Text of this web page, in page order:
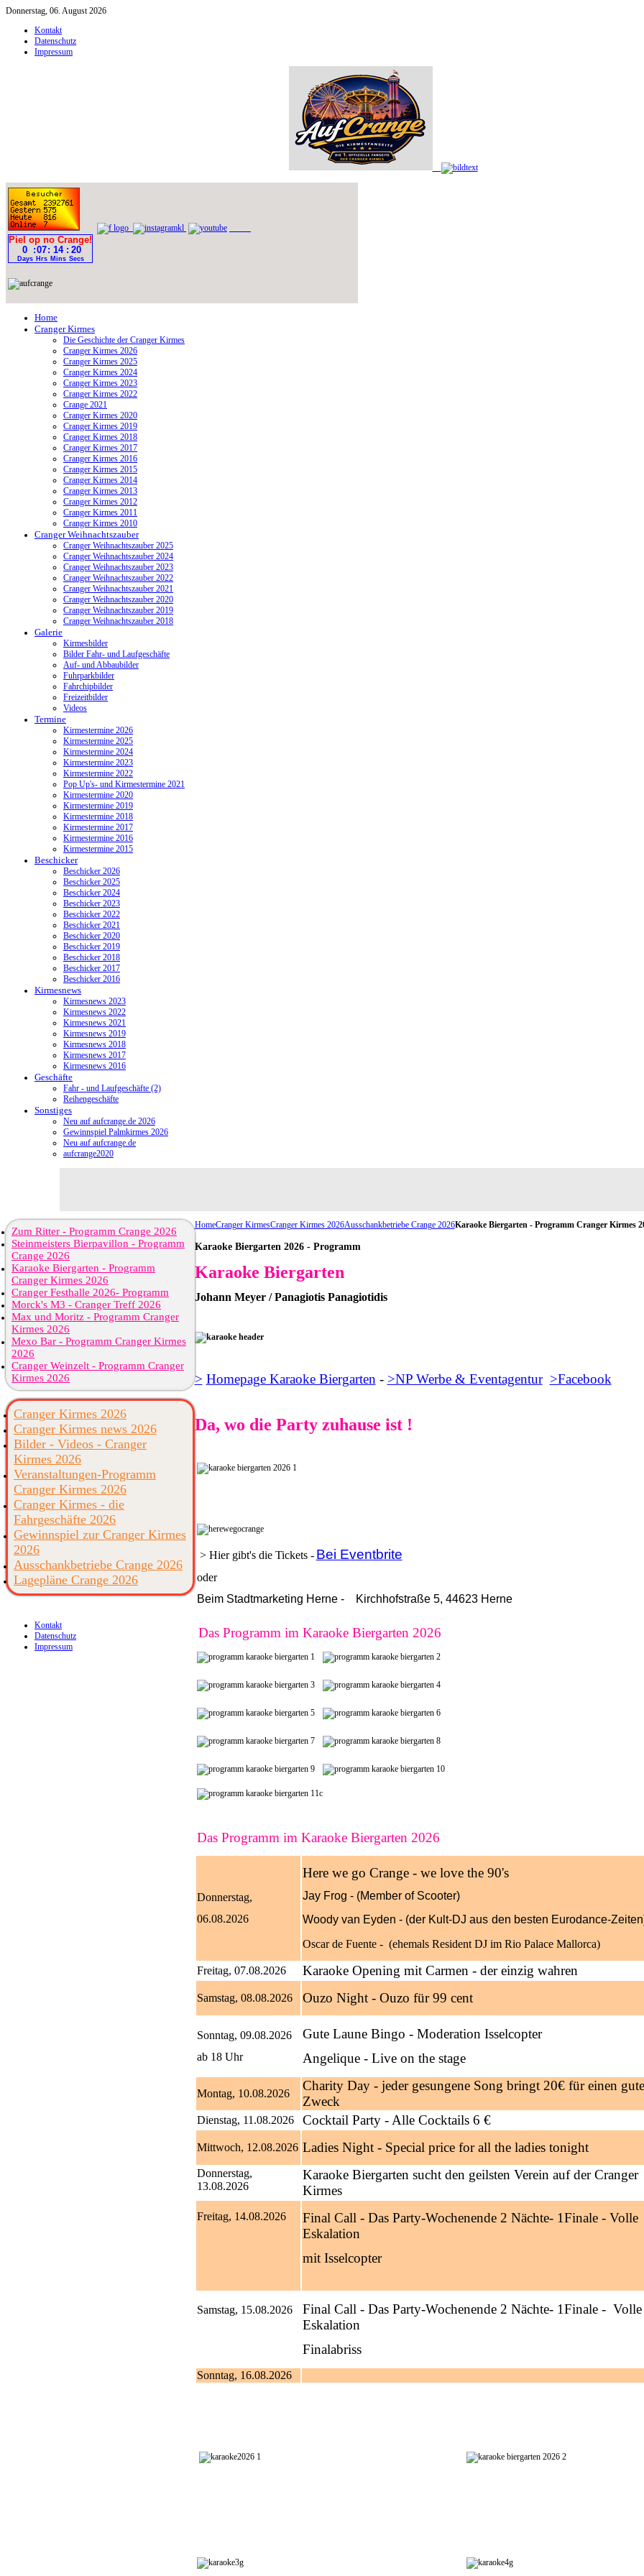
Donnerstag, 06. August 2026
Kontakt
Datenschutz
Impressum
Home
Cranger Kirmes
Die Geschichte der Cranger Kirmes
Cranger Kirmes 2026
Cranger Kirmes 2025
Cranger Kirmes 2024
Cranger Kirmes 2023
Cranger Kirmes 2022
Crange 2021
Cranger Kirmes 2020
Cranger Kirmes 2019
Cranger Kirmes 2018
Cranger Kirmes 2017
Cranger Kirmes 2016
Cranger Kirmes 2015
Cranger Kirmes 2014
Cranger Kirmes 2013
Cranger Kirmes 2012
Cranger Kirmes 2011
Cranger Kirmes 2010
Cranger Weihnachtszauber
Cranger Weihnachtszauber 2025
Cranger Weihnachtszauber 2024
Cranger Weihnachtszauber 2023
Cranger Weihnachtszauber 2022
Cranger Weihnachtszauber 2021
Cranger Weihnachtszauber 2020
Cranger Weihnachtszauber 2019
Cranger Weihnachtszauber 2018
Galerie
Kirmesbilder
Bilder Fahr- und Laufgeschäfte
Auf- und Abbaubilder
Fuhrparkbilder
Fahrchipbilder
Freizeitbilder
Videos
Termine
Kirmestermine 2026
Kirmestermine 2025
Kirmestermine 2024
Kirmestermine 2023
Kirmestermine 2022
Pop Up's- und Kirmestermine 2021
Kirmestermine 2020
Kirmestermine 2019
Kirmestermine 2018
Kirmestermine 2017
Kirmestermine 2016
Kirmestermine 2015
Beschicker
Beschicker 2026
Beschicker 2025
Beschicker 2024
Beschicker 2023
Beschicker 2022
Beschicker 2021
Beschicker 2020
Beschicker 2019
Beschicker 2018
Beschicker 2017
Beschicker 2016
Kirmesnews
Kirmesnews 2023
Kirmesnews 2022
Kirmesnews 2021
Kirmesnews 2019
Kirmesnews 2018
Kirmesnews 2017
Kirmesnews 2016
Geschäfte
Fahr - und Laufgeschäfte (2)
Reihengeschäfte
Sonstiges
Neu auf aufcrange.de 2026
Gewinnspiel Palmkirmes 2026
Neu auf aufcrange.de
aufcrange2020
HomeCranger KirmesCranger Kirmes 2026Ausschankbetriebe Crange 2026Karaoke Biergarten - Programm Cranger Kirmes
Karaoke Biergarten 2026 - Programm
Karaoke Biergarten
Johann Meyer / Panagiotis Panagiotidis
> Homepage Karaoke Biergarten - >NP Werbe & Eventagentur >Facebook
Da, wo die Party zuhause ist !
> Hier gibt's die Tickets - Bei Eventbrite
oder
Beim Stadtmarketing Herne -
Kirchhofstraße 5, 44623 Herne
Das Programm im Karaoke Biergarten 2026
Das Programm im Karaoke Biergarten 2026
Donnerstag,
06.08.2026
Here we go Crange - we love the 90's
Jay Frog - (Member of Scooter)
Woody van Eyden - (der Kult-DJ aus den besten Eurodance-
Oscar de Fuente - (ehemals Resident DJ im Rio Palace Mallorca)
Freitag, 07.08.2026 Karaoke Opening mit Carmen - der einzig wahren
Samstag, 08.08.2026 Ouzo Night - Ouzo für 99 cent
Sonntag, 09.08.2026
ab 18 Uhr
Gute Laune Bingo - Moderation Isselcopter
Angelique - Live on the stage
Montag, 10.08.2026
Charity Day - jeder gesungene Song bringt 20€ für einen
Zweck
Dienstag, 11.08.2026 Cocktail Party - Alle Cocktails 6 €
Mittwoch, 12.08.2026 Ladies Night - Special price for all the ladies tonight
Donnerstag,
13.08.2026
Karaoke Biergarten sucht den geilsten Verein auf der Cranger
Kirmes
Freitag, 14.08.2026
Final Call - Das Party-Wochenende 2 Nächte- 1Finale - Volle
Eskalation
mit Isselcopter
Samstag, 15.08.2026
Final Call - Das Party-Wochenende 2 Nächte- 1Finale - Volle
Eskalation
Finalabriss
Sonntag, 16.08.2026
Zum Ritter - Programm Crange 2026
Steinmeisters Bierpavillon - Programm
Crange 2026
Karaoke Biergarten - Programm
Cranger Kirmes 2026
Cranger Festhalle 2026- Programm
Morck's M3 - Cranger Treff 2026
Max und Moritz - Programm Cranger
Kirmes 2026
Mexo Bar - Programm Cranger Kirmes
2026
Cranger Weinzelt - Programm Cranger
Kirmes 2026
Cranger Kirmes 2026
Cranger Kirmes news 2026
Bilder - Videos - Cranger
Kirmes 2026
Veranstaltungen-Programm
Cranger Kirmes 2026
Cranger Kirmes - die
Fahrgeschäfte 2026
Gewinnspiel zur Cranger Kirmes
2026
Ausschankbetriebe Crange 2026
Lagepläne Crange 2026
Kontakt
Datenschutz
Impressum